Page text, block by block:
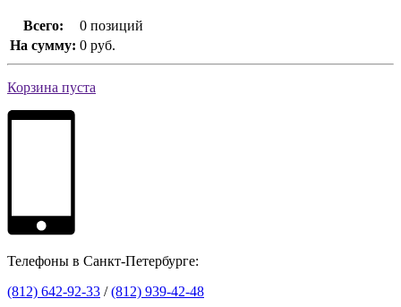
Всего:
0 позиций
На сумму: 0 руб.
Корзина пуста
Телефоны в Санкт-Петербурге:
(812) 642-92-33 /(812) 939-42-48